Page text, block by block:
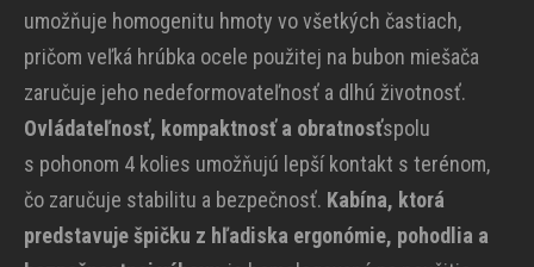
umožňuje homogenitu hmoty vo všetkých častiach,
pričom veľká hrúbka ocele použitej na bubon miešača
zaručuje jeho nedeformovateľnosť a dlhú životnosť.
Ovládateľnosť, kompaktnosť a obratnosťspolu
s pohonom 4 kolies umožňujú lepší kontakt s terénom,
čo zaručuje stabilitu a bezpečnosť. Kabína, ktorá
predstavuje špičku z hľadiska ergonómie, pohodlia a